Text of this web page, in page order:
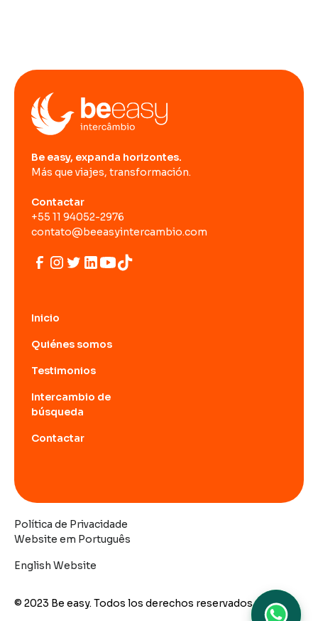
Be easy, expanda horizontes.
Más que viajes, transformación.
Contactar
+55 11 94052-2976
contato@beeasyintercambio.com
Inicio
Quiénes somos
Testimonios
Intercambio de
búsqueda
Contactar
© 2023 Be easy. Todos los derechos reservados.
Website em Português
English Website
Política de Privacidade